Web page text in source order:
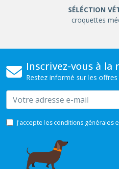
SÉLÉCTION
croquettes
Inscrivez-vous à la
Restez informé sur les
Email
J'accepte les conditions générales